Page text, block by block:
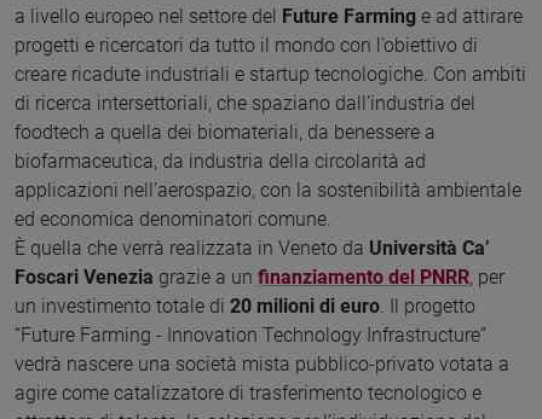
a livello europeo nel settore del Future Farming e ad attirare
progetti e ricercatori da tutto il mondo con l’obiettivo di
creare ricadute industriali e startup tecnologiche. Con ambiti
di ricerca intersettoriali, che spaziano dall’industria del
foodtech a quella dei biomateriali, da benessere a
biofarmaceutica, da industria della circolarità ad
applicazioni nell’aerospazio, con la sostenibilità ambientale
ed economica denominatori comune.
È quella che verrà realizzata in Veneto da Università Ca’
Foscari Venezia grazie a un finanziamento del PNRR, per
un investimento totale di 20 milioni di euro . Il progetto
“Future Farming - Innovation Technology Infrastructure”
vedrà nascere una società mista pubblico-privato votata a
agire come catalizzatore di trasferimento tecnologico e